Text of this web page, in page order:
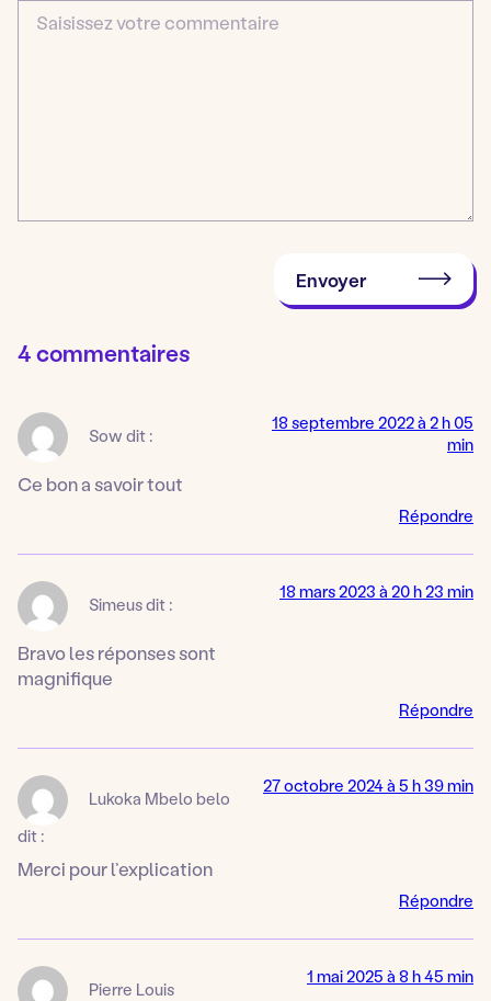
Envoyer
4 commentaires
Sow dit :
18 septembre 2022 à 2 h 05
min
Ce bon a savoir tout
Répondre
Simeusdit :
18 mars 2023 à 20 h 23 min
Bravo les réponses sont
magnifique
Répondre
Lukoka Mbelo belo
dit :
27 octobre 2024 à 5 h 39 min
Merci pour l’explication
Répondre
Pierre Louis
1 mai 2025 à 8 h 45 min